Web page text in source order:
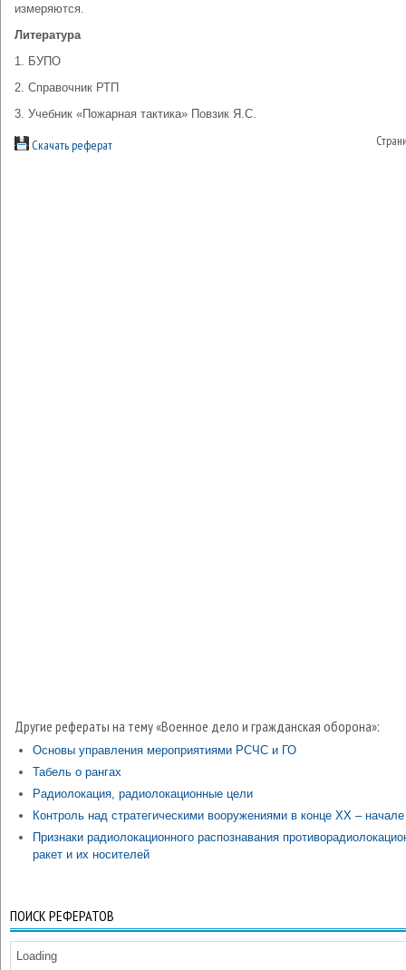
измеряются.
Литература
1. БУПО
2. Справочник РТП
3. Учебник «Пожарная тактика» Повзик Я.С.
Скачать реферат
Другие рефераты на тему «Военное дело и гражданская оборона»:
Основы управления мероприятиями РСЧС и ГО
Табель о рангах
Радиолокация, радиолокационные цели
Контроль над стратегическими вооружениями в конце ХХ –
Признаки радиолокационного распознавания
ракет и их носителей
ПОИСК РЕФЕРАТОВ
Loading